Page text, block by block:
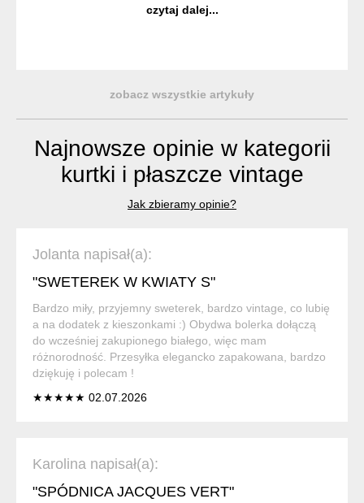
Poncho) to trad...
czytaj dalej...
zobacz wszystkie artykuły
Najnowsze opinie w kategorii
kurtki i płaszcze vintage
Jak zbieramy opinie?
Jolanta napisał(a):
"SWETEREK W KWIATY S"
Bardzo miły, przyjemny sweterek, bardzo vintage, co lubię
a na dodatek z kieszonkami :) Obydwa bolerka dołączą
do wcześniej zakupionego białego, więc mam
różnorodność. Przesyłka elegancko zapakowana, bardzo
dziękuję i polecam !
★★★★★ 02.07.2026
Karolina napisał(a):
"SPÓDNICA JACQUES VERT"